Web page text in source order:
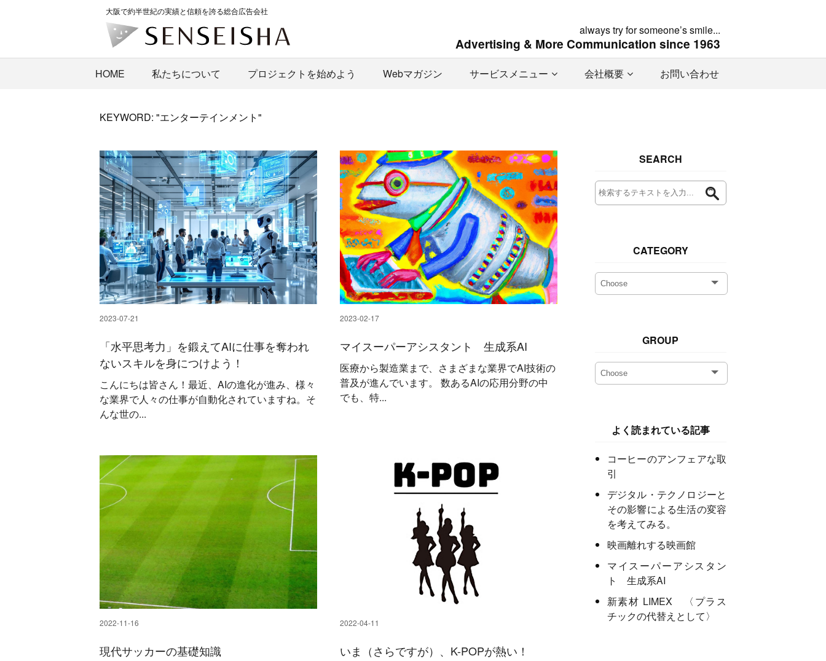
大阪で約半世紀の実績と信頼を誇る総合広告会社
always try for someone’s smile...
Advertising & More Communication since 1963
HOME 私たちについて プロジェクトを始めよう Webマガジン サービスメニュー 会社概要 お問い合わせ
KEYWORD: "エンターテインメント"
2023-07-21
「水平思考力」を鍛えてAIに仕事を奪われ
ないスキルを身につけよう！
こんにちは皆さん！最近、AIの進化が進み、様々
な業界で人々の仕事が自動化されていますね。そ
んな世の...
2023-02-17
マイスーパーアシスタント 生成系AI
医療から製造業まで、さまざまな業界でAI技術の
普及が進んでいます。 数あるAIの応用分野の中
でも、特...
2022-11-16
現代サッカーの基礎知識
2022-04-11
いま（さらですが）、K-POPが熱い！
SEARCH
CATEGORY
GROUP
よく読まれている記事
コーヒーのアンフェアな取
引
デジタル・テクノロジーと
その影響による生活の変容
を考えてみる。
映画離れする映画館
マイスーパーアシスタン
ト 生成系AI
新素材 LIMEX 〈プラス
チックの代替えとして〉